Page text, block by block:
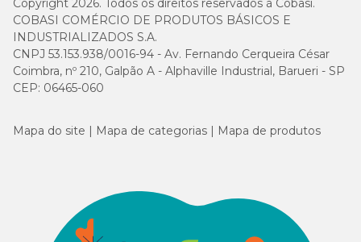
Copyright 2026. Todos os direitos reservados à Cobasi.
COBASI COMÉRCIO DE PRODUTOS BÁSICOS E
INDUSTRIALIZADOS S.A.
CNPJ 53.153.938/0016-94 - Av. Fernando Cerqueira César
Coimbra, nº 210, Galpão A - Alphaville Industrial, Barueri - SP
CEP: 06465-060
Mapa do site Mapa de categorias Mapa de produtos